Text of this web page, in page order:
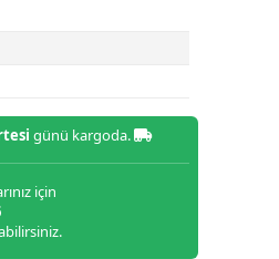
günü kargoda.
için